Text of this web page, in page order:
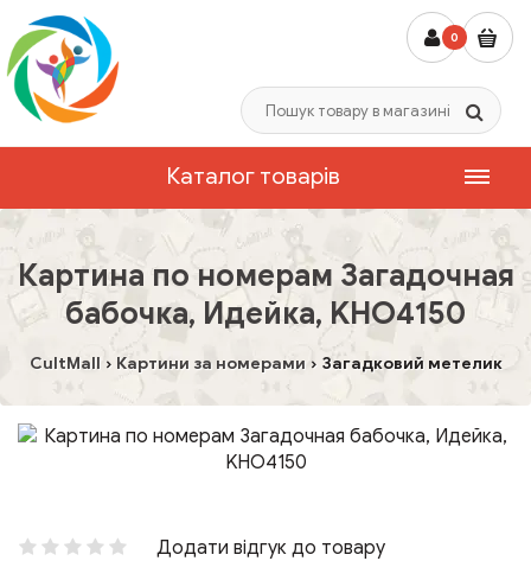
0
Каталог товарів
Картина по номерам Загадочная
бабочка, Идейка, KHO4150
CultMall Картини за номерами Загадковий метелик
Додати відгук до товару